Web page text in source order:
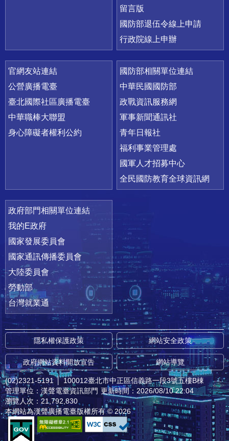
留言版
國防部退伍令線上申請
行政院線上申辦
官網友站連結
公營廣播電臺
臺北國際社區廣播電臺
中華職棒大聯盟
身心障礙者權利公約
國防部相關單位連結
中華民國國防部
政戰資訊服務網
軍事新聞通訊社
青年日報社
福利事業管理處
國軍人才招募中心
全民國防教育全球資訊網
政府部門相關單位連結
我的E政府
國家發展委員會
國家通訊傳播委員會
大陸委員會
勞動部
台灣就業通
隱私權保護政策 網站安全政策
政府網站資料開放宣告 網站導覽
(02)2321-5191 │ 100012臺北市中正區信義路一段3號五樓B棟
管理單位：漢聲電臺資訊部門 更新時間：2026/08/10 22:04
瀏覽人次：21,792,830
本網站為漢聲廣播電臺版權所有 © 2026